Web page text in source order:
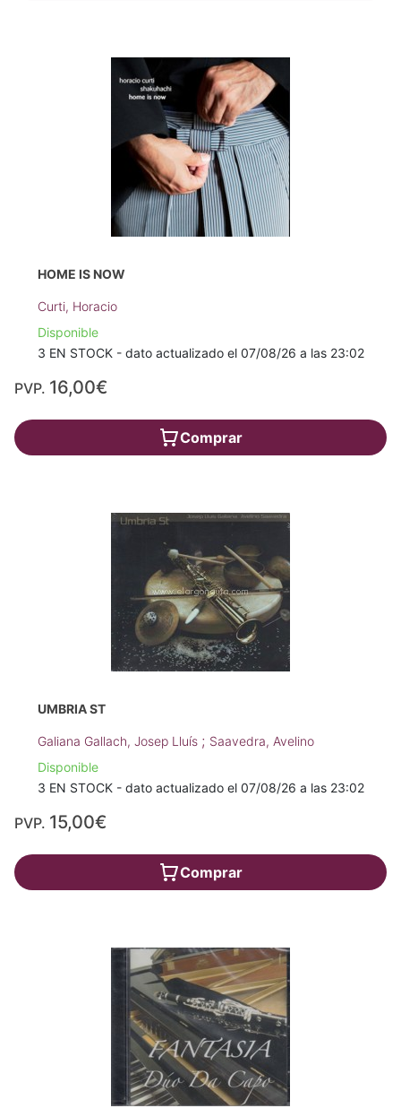
HOME IS NOW
Curti, Horacio
Disponible
3 EN STOCK - dato actualizado el 07/08/26 a las 23:02
PVP. 16,00€
Comprar
UMBRIA ST
Galiana Gallach, Josep Lluís ; Saavedra, Avelino
Disponible
3 EN STOCK - dato actualizado el 07/08/26 a las 23:02
PVP. 15,00€
Comprar